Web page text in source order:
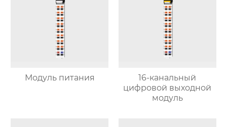
Модуль питания
16-канальный
цифровой выходной
модуль